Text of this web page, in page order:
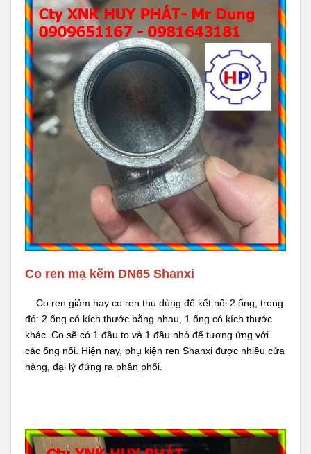
Co ren mạ kẽm DN65 Shanxi
Co ren giảm hay co ren thu dùng để kết nối 2 ống, trong
đó: 2 ống có kích thước bằng nhau, 1 ống có kích thước
khác. Co sẽ có 1 đầu to và 1 đầu nhỏ để tương ứng với
các ống nối. Hiện nay, phụ kiện ren Shanxi được nhiều cửa
hàng, đại lý đứng ra phân phối.